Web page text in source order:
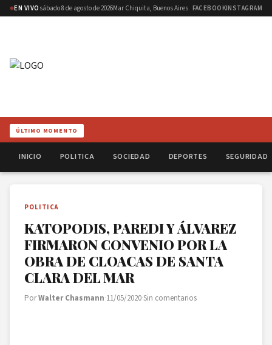
EN VIVO sábado 8 de agosto de 2026Mar Chiquita, Buenos Aires FACEBOOKINSTAGRAM
ÚLTIMO MOMENTO
INICIO POLITICA SOCIEDAD DEPORTES SEGURIDAD
POLITICA
KATOPODIS, PAREDI Y ÁLVAREZ
FIRMARON CONVENIO POR LA
OBRA DE CLOACAS DE SANTA
CLARA DEL MAR
PorWalter Chasmann·11/05/2020·Sin comentarios